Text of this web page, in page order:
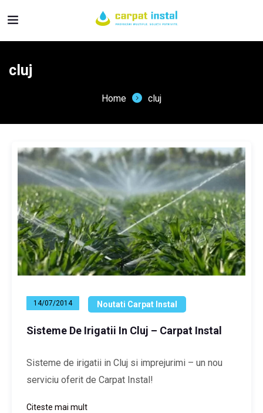
cluj
Home cluj
14/07/2014 Noutati Carpat Instal
Sisteme De Irigatii In Cluj – Carpat Instal
Sisteme de irigatii in Cluj si imprejurimi – un nou
serviciu oferit de Carpat Instal!
Citeste mai mult